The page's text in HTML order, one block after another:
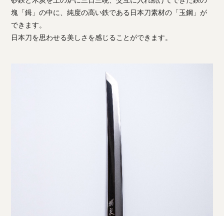
塊「鉧」の中に、純度の高い鉄である日本刀素材の「玉鋼」が
できます。
日本刀を思わせる美しさを感じることができます。